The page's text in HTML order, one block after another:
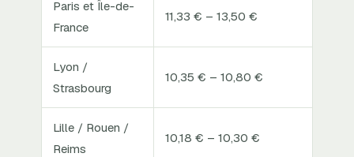
Paris et Île-de-
France
11,33 € – 13,50 €
Lyon /
Strasbourg
10,35 € – 10,80 €
Lille / Rouen /
Reims
10,18 € – 10,30 €